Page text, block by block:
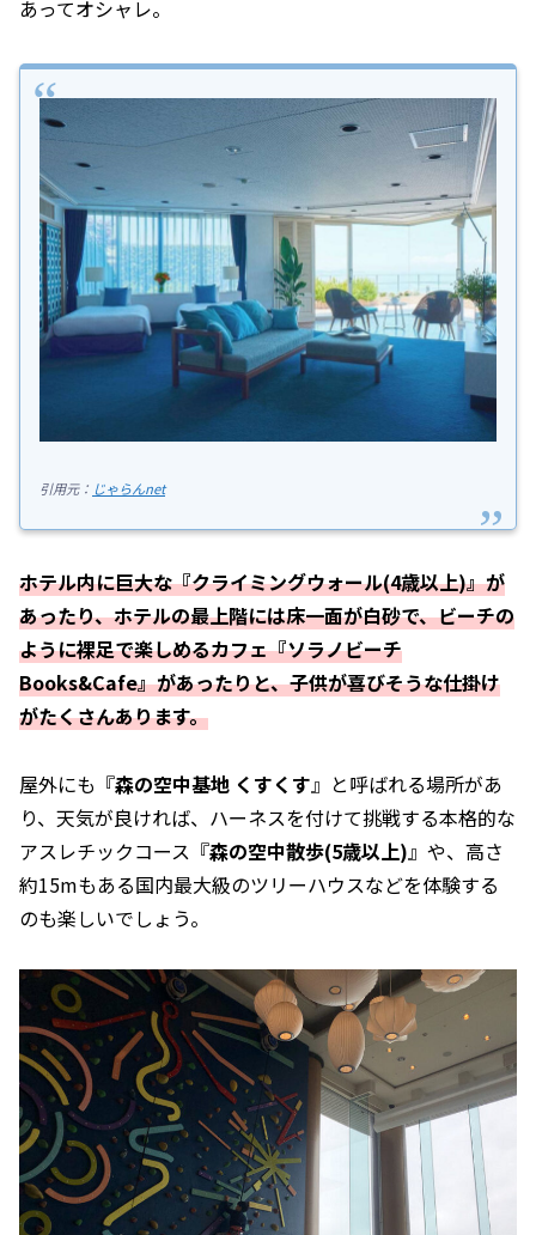
あってオシャレ。
引用元： じゃらんnet
ホテル内に巨大な『クライミングウォール(4歳以上)』が
あったり、ホテルの最上階には床一面が白砂で、ビーチの
ように裸足で楽しめるカフェ『ソラノビーチ
Books&Cafe』があったりと、子供が喜びそうな仕掛け
がたくさんあります。
屋外にも『森の空中基地 くすくす』と呼ばれる場所があ
り、天気が良ければ、ハーネスを付けて挑戦する本格的な
アスレチックコース『森の空中散歩(5歳以上)』や、高さ
約15mもある国内最大級のツリーハウスなどを体験する
のも楽しいでしょう。